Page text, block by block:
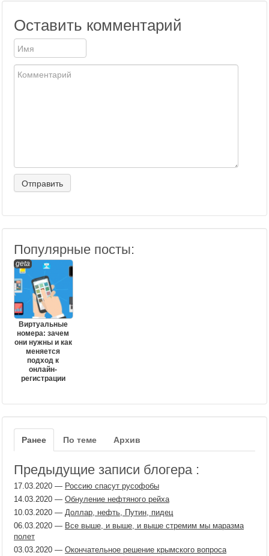
Оставить комментарий
Популярные посты:
geta
Виртуальные
номера: зачем
они нужны и как
меняется
подход к
онлайн-
регистрации
Ранее По теме Архив
Предыдущие записи блогера :
17.03.2020 — Россию спасут русофобы
14.03.2020 — Обнуление нефтяного рейха
10.03.2020 — Доллар, нефть, Путин, пидец
06.03.2020 — Все выше, и выше, и выше стремим мы маразма
полет
03.03.2020 — Окончательное решение крымского вопроса